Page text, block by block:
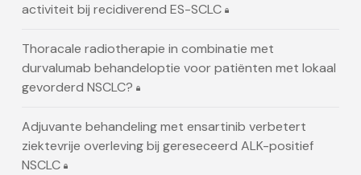
activiteit bij recidiverend ES-SCLC
Thoracale radiotherapie in combinatie met
durvalumab behandeloptie voor patiënten met lokaal
gevorderd NSCLC?
Adjuvante behandeling met ensartinib verbetert
ziektevrije overleving bij gereseceerd ALK-positief
NSCLC